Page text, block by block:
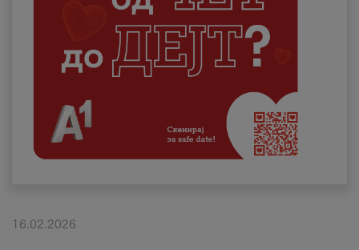
Деловни
Поддршка
Надополни кредит
Плати сметка
#ПодобарОнлајн
16.02.2026